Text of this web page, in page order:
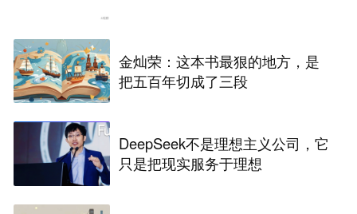
金灿荣：这本书最狠的地方，是
把五百年切成了三段
DeepSeek不是理想主义公司，它
只是把现实服务于理想